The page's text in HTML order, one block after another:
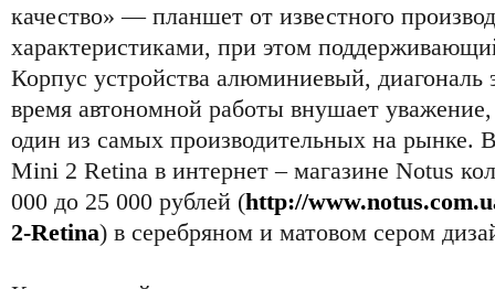
качество» — планшет от известного
характеристиками, при этом
Корпус устройства алюминиевый,
время автономной работы внушает
один из самых производительных на рынке.
Mini 2 Retina в интернет – магазине Notus
000 до 25 000 рублей (http://
2-Retina) в серебряном и матовом сером